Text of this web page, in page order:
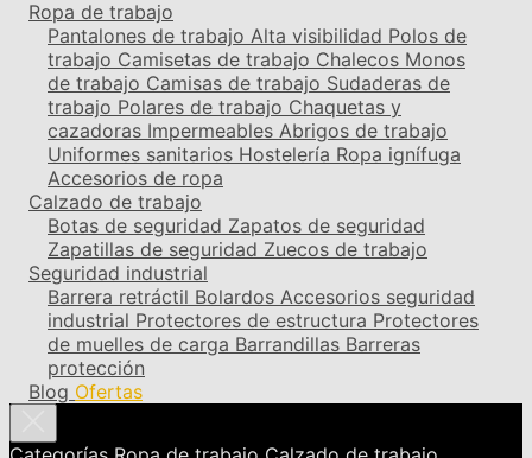
Ropa de trabajo
Pantalones de trabajo Alta visibilidad Polos de
trabajo Camisetas de trabajo Chalecos Monos
de trabajo Camisas de trabajo Sudaderas de
trabajo Polares de trabajo Chaquetas y
cazadoras Impermeables Abrigos de trabajo
Uniformes sanitarios Hostelería Ropa ignífuga
Accesorios de ropa
Calzado de trabajo
Botas de seguridad Zapatos de seguridad
Zapatillas de seguridad Zuecos de trabajo
Seguridad industrial
Barrera retráctil Bolardos Accesorios seguridad
industrial Protectores de estructura Protectores
de muelles de carga Barrandillas Barreras
protección
Blog Ofertas